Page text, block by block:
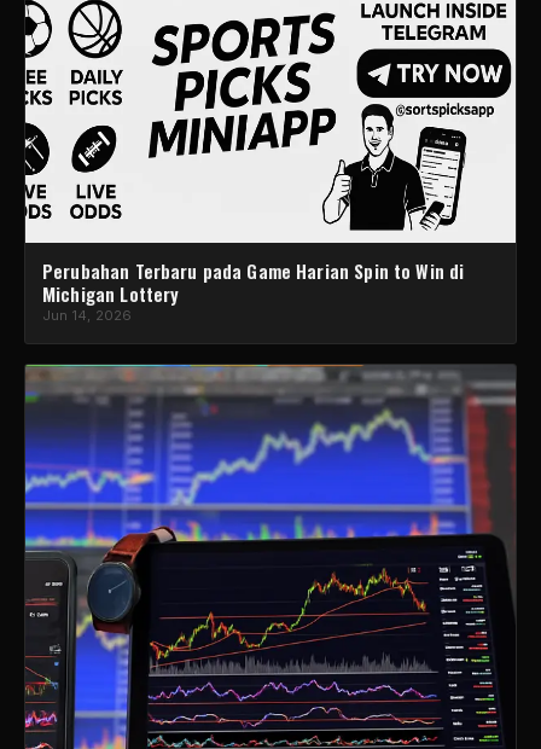
Perubahan Terbaru pada Game Harian Spin to Win di
Michigan Lottery
Jun 14, 2026